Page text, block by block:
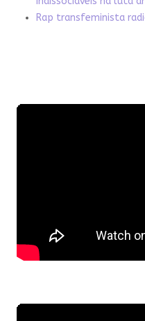
Rap transfeminista